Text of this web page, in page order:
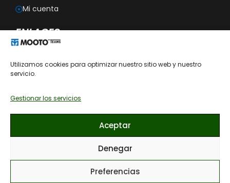
Utilizamos cookies para optimizar nuestro sitio web y nuestro
servicio.
Gestionar los servicios
Aceptar
Denegar
Preferencias
Mi cuenta
ENLACES
Personalización
Aviso legal
Política de cookies
Condiciones generales de contratación
Recomendaciones de cómo lavar las prendas